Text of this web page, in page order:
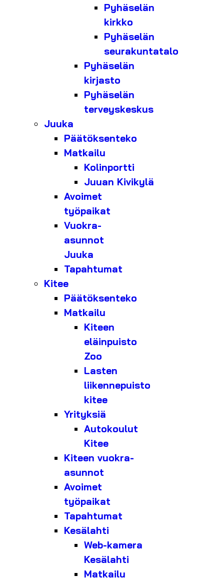
Pyhäselän
kirkko
Pyhäselän
seurakuntatalo
Pyhäselän
kirjasto
Pyhäselän
terveyskeskus
Juuka
Päätöksenteko
Matkailu
Kolinportti
Juuan Kivikylä
Avoimet
työpaikat
Vuokra-
asunnot
Juuka
Tapahtumat
Kitee
Päätöksenteko
Matkailu
Kiteen
eläinpuisto
Zoo
Lasten
liikennepuisto
kitee
Yrityksiä
Autokoulut
Kitee
Kiteen vuokra-
asunnot
Avoimet
työpaikat
Tapahtumat
Kesälahti
Web-kamera
Kesälahti
Matkailu